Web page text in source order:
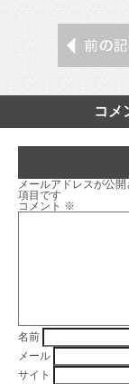
コメ
メールアドレスが公
項目です
コメント ※
名前
メール
サイト